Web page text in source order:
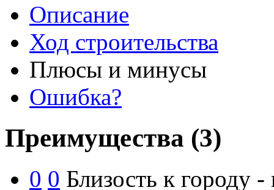
Описание
Ход строительства
Плюсы и минусы
Ошибка?
Преимущества (3)
0 0 Близость к городу